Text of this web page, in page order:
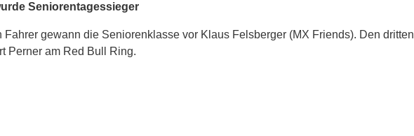
Seniorentagessieger
Fahrer gewann die Seniorenklasse vor Klaus Felsberger (MX Friends). Den dritten
Perner am Red Bull Ring.